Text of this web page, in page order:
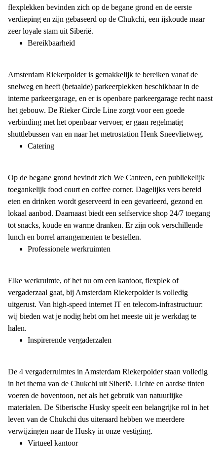
flexplekken bevinden zich op de begane grond en de eerste
verdieping en zijn gebaseerd op de Chukchi, een ijskoude maar
zeer loyale stam uit Siberië.
Bereikbaarheid
Amsterdam Riekerpolder is gemakkelijk te bereiken vanaf de
snelweg en heeft (betaalde) parkeerplekken beschikbaar in de
interne parkeergarage, en er is openbare parkeergarage recht naast
het gebouw. De Rieker Circle Line zorgt voor een goede
verbinding met het openbaar vervoer, er gaan regelmatig
shuttlebussen van en naar het metrostation Henk Sneevlietweg.
Catering
Op de begane grond bevindt zich We Canteen, een publiekelijk
toegankelijk food court en coffee corner. Dagelijks vers bereid
eten en drinken wordt geserveerd in een gevarieerd, gezond en
lokaal aanbod. Daarnaast biedt een selfservice shop 24/7 toegang
tot snacks, koude en warme dranken. Er zijn ook verschillende
lunch en borrel arrangementen te bestellen.
Professionele werkruimten
Elke werkruimte, of het nu om een kantoor, flexplek of
vergaderzaal gaat, bij Amsterdam Riekerpolder is volledig
uitgerust. Van high-speed internet IT en telecom-infrastructuur:
wij bieden wat je nodig hebt om het meeste uit je werkdag te
halen.
Inspirerende vergaderzalen
De 4 vergaderruimtes in Amsterdam Riekerpolder staan volledig
in het thema van de Chukchi uit Siberië. Lichte en aardse tinten
voeren de boventoon, net als het gebruik van natuurlijke
materialen. De Siberische Husky speelt een belangrijke rol in het
leven van de Chukchi dus uiteraard hebben we meerdere
verwijzingen naar de Husky in onze vestiging.
Virtueel kantoor